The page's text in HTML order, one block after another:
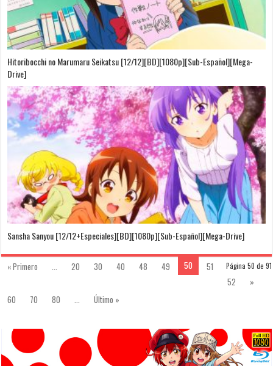
Hitoribocchi no Marumaru Seikatsu [12/12][BD][1080p][Sub-Español][Mega-
Drive]
Sansha Sanyou [12/12+Especiales][BD][1080p][Sub-Español][Mega-Drive]
Página 50 de 91
« Primero 20 30 40 48 49 50
51
52
»
60
70 80 Último »